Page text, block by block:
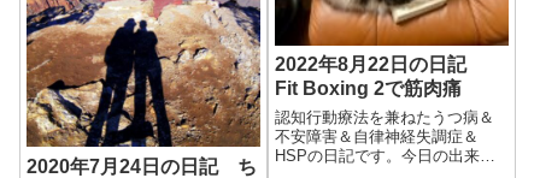
2020年7月24日の日記 ち
2022年8月22日の日記
Fit Boxing 2で筋肉痛
認知行動療法を兼ねたうつ病＆
不安障害＆自律神経失調症＆
HSPの日記です。今日の出来事